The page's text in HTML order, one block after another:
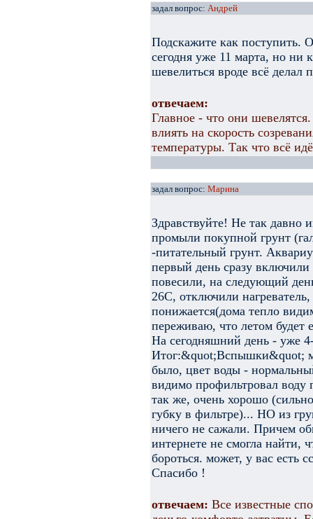
задал вопрос: Андрей
Подскажите как поступить.
сегодня уже 11 марта, но
шевелиться вроде всё делал
отвечаем:
Главное - что они
влиять на скорость
температуры. Так что всё
задал вопрос: Марина
Здравствуйте! Не так давно
промыли покупной грунт
-питательный грунт.
первый день сразу
повесили, на следующий
26С, отключили
понижается(дома тепло
переживаю, что летом будет
На сегодняшний день - уже
Итог:&quot;Вспышки&quot;
было, цвет воды -
видимо профильтровал воду
так же, очень хорошо
губку в фильтре)... НО из
ничего не сажали. Причем
интернете не смогла найти,
бороться. может, у вас есть
Спасибо !
отвечаем: Все известные